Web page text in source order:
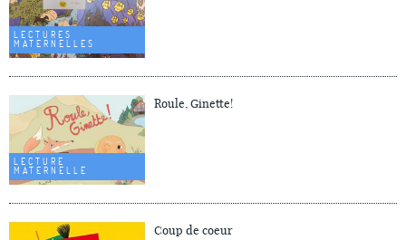
LECTURES
MATERNELLES
LECTURE
MATERNELLE
Roule, Ginette!
Coup de coeur